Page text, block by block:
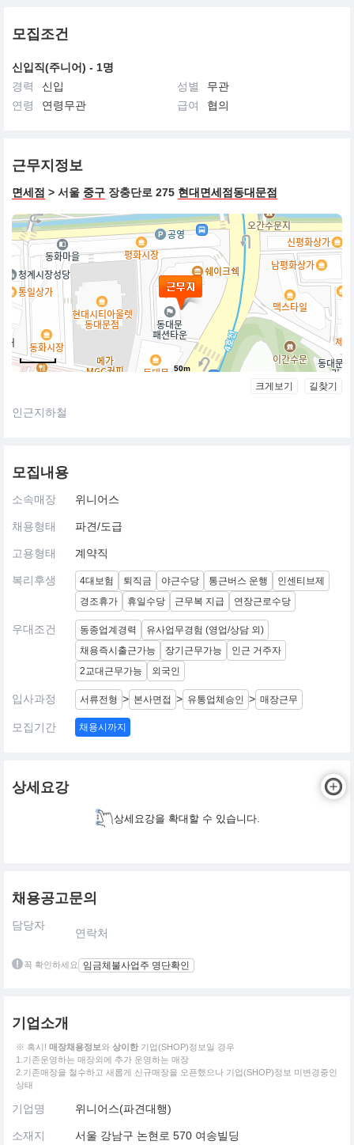
모집조건
신입직(주니어) - 1명
경력
신입 성별
무관
연령
연령무관 급여 협의
근무지정보
면세점 > 서울 중구 장충단로 275 현대면세점동대문점
50m
크게보기 길찾기
인근지하철
모집내용
소속매장 위니어스
채용형태 파견/도급
고용형태 계약직
복리후생 4대보험 퇴직금 야근수당 통근버스 운행
인센티브제
경조휴가
휴일수당 근무복 지급 연장근로수당
우대조건 동종업계경력
유사업무경험 (영업/상담 외)
채용즉시출근가능
장기근무가능
인근 거주자
2교대근무가능
외국인
입사과정 서류전형 > 본사면접 > 유통업체승인 > 매장근무
모집기간 채용시까지
상세요강
상세요강을 확대할 수 있습니다.
채용공고문의
담당자
연락처
꼭 확인하세요 임금체불사업주 명단확인
기업소개
※ 혹시! 매장채용정보와 상이한 기업(SHOP)정보일 경우
1.기존운영하는 매장외에 추가 운영하는 매장
2.기존매장을 철수하고 새롭게 신규매장을 오픈했으나 기업(SHOP)정보 미변경중인
상태
기업명 위니어스(파견대행)
소재지 서울 강남구 논현로 570 여송빌딩